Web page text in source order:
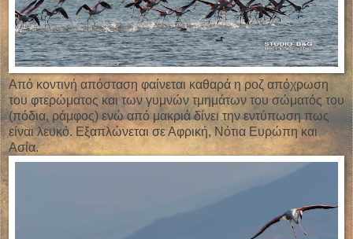
Από κοντινή απόσταση φαίνεται καθαρά η ροζ απόχρωση
του φτερώματος και των γυμνών τμημάτων του σώματός του
(πόδια, ράμφος) ενώ από μακριά δίνει την εντύπωση πως
είναι λευκό. Εξαπλώνεται σε Αφρική, Νότια Ευρώπη και
Ασία.